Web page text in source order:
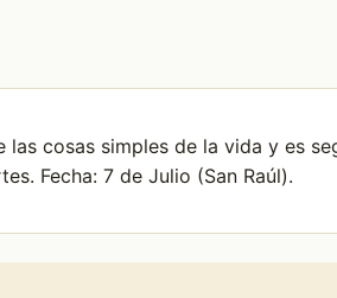
cosas simples de la vida y es
Fecha: 7 de Julio (San Raúl).